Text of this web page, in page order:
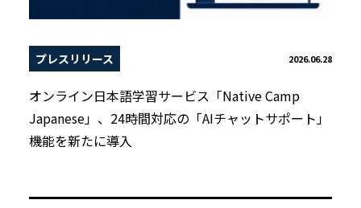
プレスリリース 2026.06.28
オンライン日本語学習サービス「Native Camp
Japanese」、24時間対応の「AIチャットサポート」
機能を新たに導入